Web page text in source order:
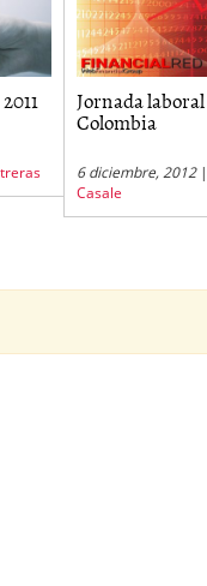
laboral en
2012 |Mirta G.